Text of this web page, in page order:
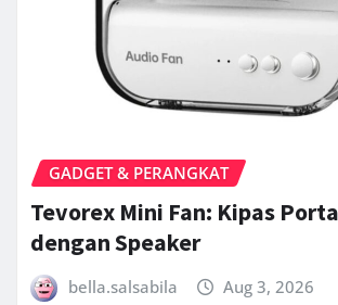
GADGET & PERANGKAT
Tevorex Mini Fan: Kipas
dengan Speaker
bella.salsabila Aug 3, 2026